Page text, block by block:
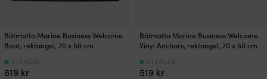
Båtmatta Marine Business Welcome
Boat, rektangel, 70 x 50 cm
619 kr
3 I LAGER
Båtmatta Marine Business Welcome
Vinyl Anchors, rektangel, 70 x 50 cm
519 kr
3 I LAGER